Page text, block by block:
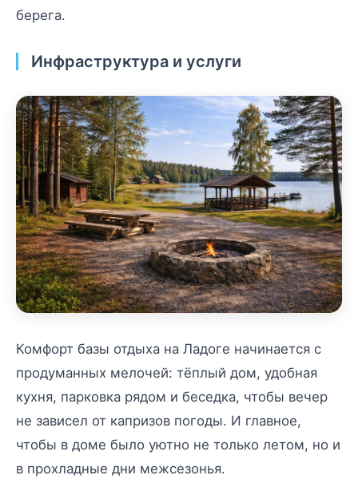
берега.
Инфраструктура и услуги
Комфорт базы отдыха на Ладоге начинается с
продуманных мелочей: тёплый дом, удобная
кухня, парковка рядом и беседка, чтобы вечер
не зависел от капризов погоды. И главное,
чтобы в доме было уютно не только летом, но и
в прохладные дни межсезонья.